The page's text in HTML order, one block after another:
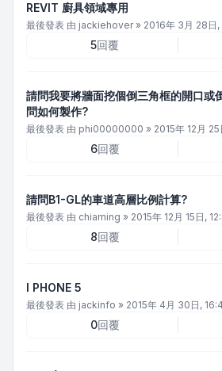
REVIT 廚具領域專用
最後發表 由 jackiehover» 2016年 3月 28日,
5回覆
請問我要將牆面挖個倒三角框的開口或
問如何製作?
最後發表 由 phi00000000 » 2015年 12月
6回覆
請問B1-GL的車道高層比例計算?
最後發表 由 chiaming » 2015年 12月 15日,
8回覆
I PHONE 5
最後發表 由 jackinfo » 2015年 4月 30日,
0回覆